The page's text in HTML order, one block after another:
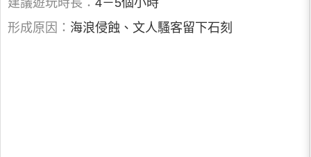
建議遊玩時長： 4－5個小時
形成原因： 海浪侵蝕、文人騷客留下石刻